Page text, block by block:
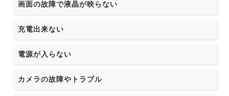
画面の故障で液晶が映らない
充電出来ない
電源が入らない
カメラの故障やトラブル